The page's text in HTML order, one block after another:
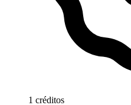
1 créditos